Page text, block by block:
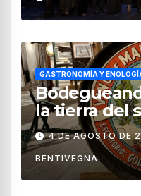
turismo en
GASTRONOMÍA Y
la tierra del
vino
4 DE AGOSTO DE
BENTIVEGNA